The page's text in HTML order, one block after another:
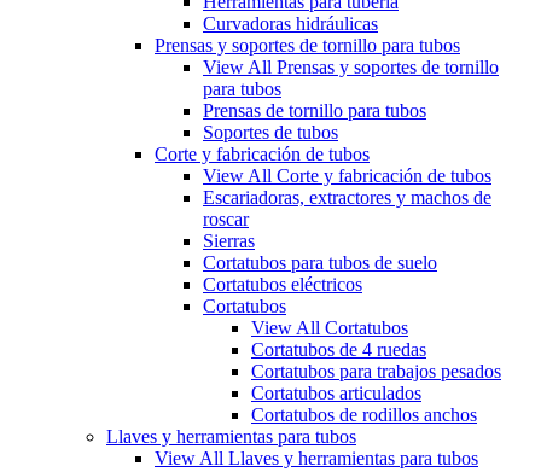
Curvadoras hidráulicas
Prensas y soportes de tornillo para tubos
View All Prensas y soportes de tornillo
para tubos
Prensas de tornillo para tubos
Soportes de tubos
Corte y fabricación de tubos
View All Corte y fabricación de tubos
Escariadoras, extractores y machos de
roscar
Sierras
Cortatubos para tubos de suelo
Cortatubos eléctricos
Cortatubos
View All Cortatubos
Cortatubos de 4 ruedas
Cortatubos para trabajos pesados
Cortatubos articulados
Cortatubos de rodillos anchos
Llaves y herramientas para tubos
View All Llaves y herramientas para tubos